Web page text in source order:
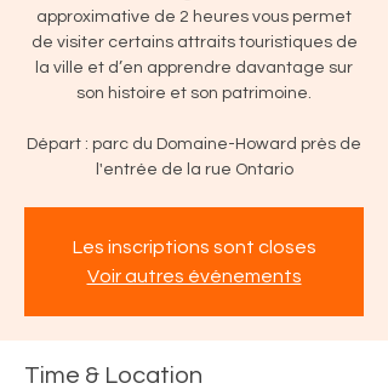
approximative de 2 heures vous permet
de visiter certains attraits touristiques de
la ville et d’en apprendre davantage sur
son histoire et son patrimoine.
Départ : parc du Domaine-Howard près de
l'entrée de la rue Ontario
Les inscriptions sont closes
Voir autres événements
Time & Location